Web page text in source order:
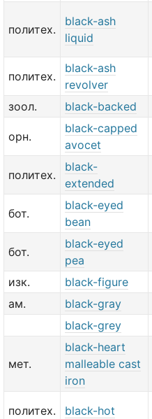
политех.
black-ash
liquid
политех.
black-ash
revolver
зоол. black-backed
орн.
black-capped
avocet
политех.
black-
extended
бот.
black-eyed
bean
бот.
black-eyed
pea
изк. black-figure
ам.
black-gray
black-grey
мет.
black-heart
malleable cast
iron
политех. black-hot